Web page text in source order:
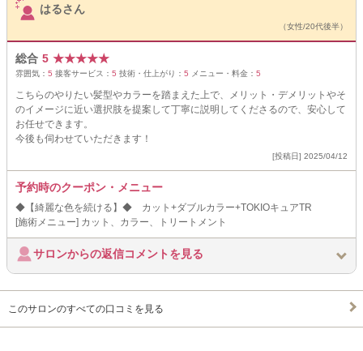
はるさん
（女性/20代後半）
総合 5 ★★★★★
雰囲気： 5 接客サービス： 5 技術・仕上がり： 5 メニュー・料金： 5
こちらのやりたい髪型やカラーを踏まえた上で、メリット・デメリットやそ
のイメージに近い選択肢を提案して丁寧に説明してくださるので、安心して
お任せできます。
今後も伺わせていただきます！
[投稿日] 2025/04/12
予約時のクーポン・メニュー
◆【綺麗な色を続ける】◆ カット+ダブルカラー+TOKIOキュアTR
[施術メニュー] カット、カラー、トリートメント
サロンからの返信コメントを見る
このサロンのすべての口コミを見る